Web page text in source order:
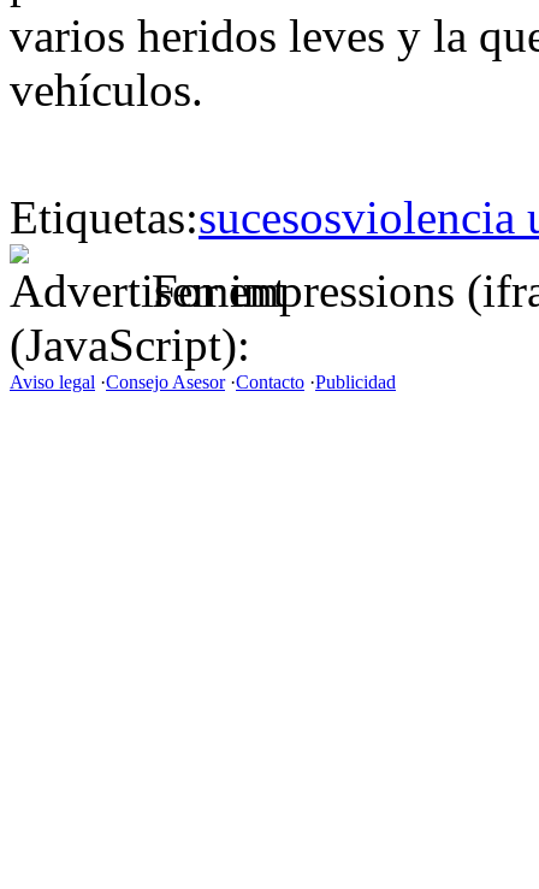
varios heridos leves y la
vehículos.
Etiquetas:sucesosviolencia
For impressions
(JavaScript):
Aviso legal ·Consejo Asesor·Contacto ·Publicidad